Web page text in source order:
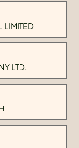
LIMITED
LTD.